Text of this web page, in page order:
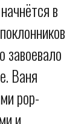
в
завоевало
Ваня
pop-
и